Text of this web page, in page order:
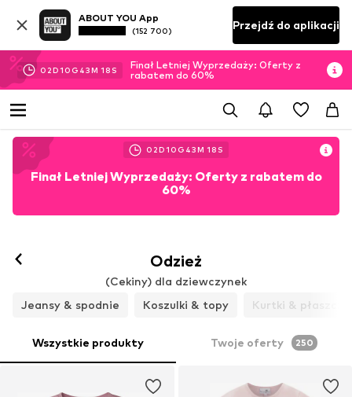
ABOUT YOU App
(152 700) Przejdź do aplikacji
02D10 G 43M 16 S
Finał Letniej Wyprzedaży: Oferty z
rabatem do 60%
02D10 G 43M 16 S
Finał Letniej Wyprzedaży: Oferty z rabatem do
60%
Odzież
(Cekiny) dla dziewczynek
Jeansy & spodnie
Koszulki & topy Kurtki & płaszcze
Wszystkie produkty Twoje oferty 250